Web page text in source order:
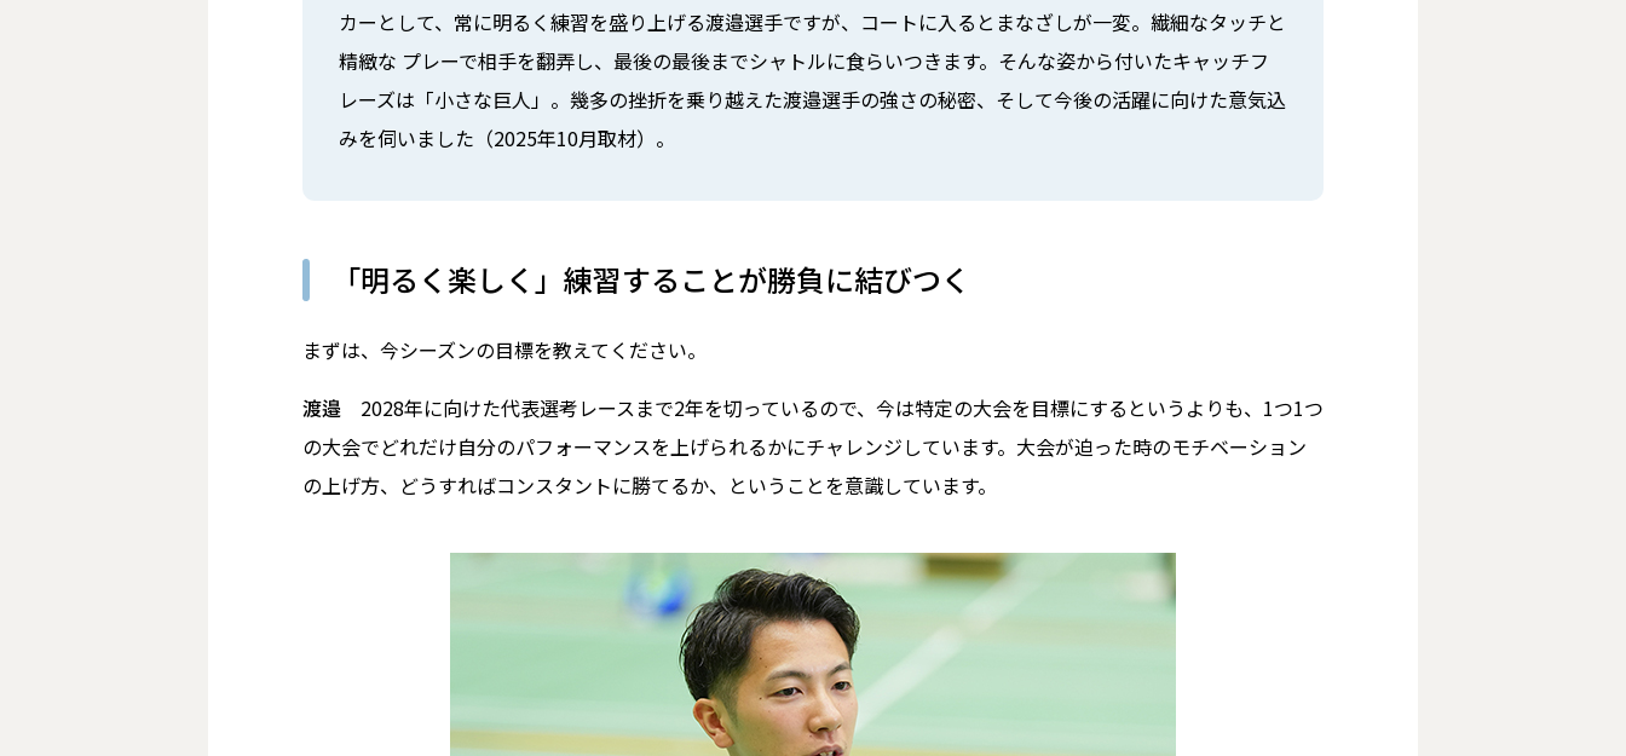
カーとして、常に明るく練習を盛り上げる渡邉選手ですが、コートに入るとまなざしが一変。繊細なタッチと
精緻な プレーで相手を翻弄し、最後の最後までシャトルに食らいつきます。そんな姿から付いたキャッチフ
レーズは「小さな巨人」。幾多の挫折を乗り越えた渡邉選手の強さの秘密、そして今後の活躍に向けた意気込
みを伺いました（2025年10月取材）。
「明るく楽しく」練習することが勝負に結びつく
――まずは、今シーズンの目標を教えてください。
渡邉
2028年に向けた代表選考レースまで2年を切っているので、今は特定の大会を目標にするというよりも、1つ1つ
の大会でどれだけ自分のパフォーマンスを上げられるかにチャレンジしています。大会が迫った時のモチベーション
の上げ方、どうすればコンスタントに勝てるか、ということを意識しています。